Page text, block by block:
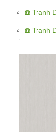
☎️ Tranh
☎️ Tranh